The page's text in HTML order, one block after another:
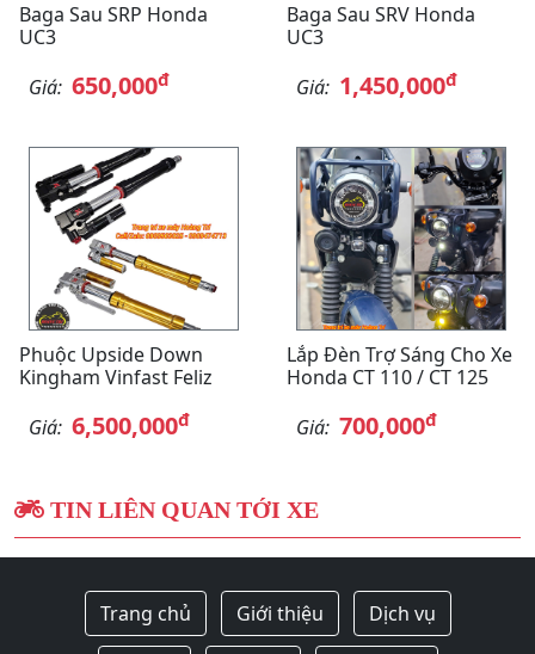
Baga Sau SRP Honda
UC3
Giá: 650,000đ
Baga Sau SRV Honda
UC3
Giá: 1,450,000đ
Phuộc Upside Down
Kingham Vinfast Feliz
Giá: 6,500,000đ
Lắp Đèn Trợ Sáng Cho Xe
Honda CT 110 / CT 125
Giá: 700,000đ
TIN LIÊN QUAN TỚI XE
Trang chủ Giới thiệu Dịch vụ